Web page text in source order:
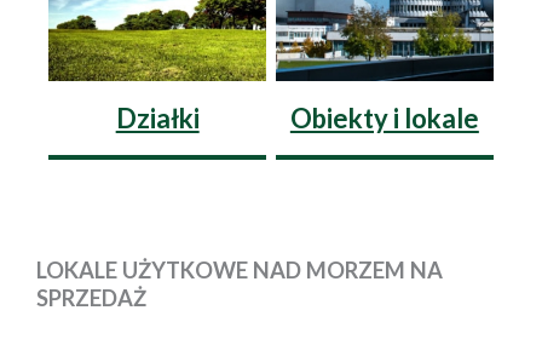
Sprzedaż
Działki Sprzedaż
Obiekty i lokale
LOKALE UŻYTKOWE NAD MORZEM NA
SPRZEDAŻ